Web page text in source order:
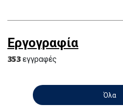
Εργογραφία
353 εγγραφές
Όλα